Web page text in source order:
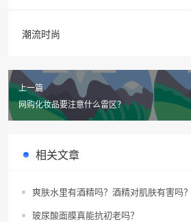
潮流时尚
上一篇
网购化妆品要注意什么雷区？
相关文章
爽肤水里有酒精吗？酒精对肌肤有害吗？
玻尿酸面膜真能抗初老吗？